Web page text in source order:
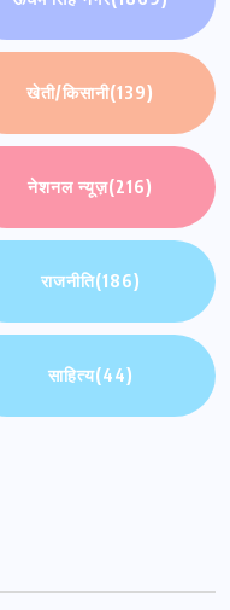
खेती/किसानी(139)
नेशनल न्यूज़(216)
राजनीति(186)
साहित्य(44)